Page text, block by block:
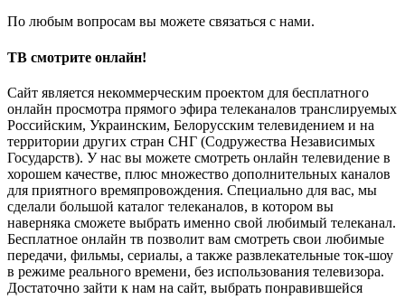
По любым вопросам вы можете связаться с нами.
ТВ смотрите онлайн!
Сайт является некоммерческим проектом для бесплатного
онлайн просмотра прямого эфира телеканалов транслируемых
Российским, Украинским, Белорусским телевидением и на
территории других стран СНГ (Содружества Независимых
Государств). У нас вы можете смотреть онлайн телевидение в
хорошем качестве, плюс множество дополнительных каналов
для приятного времяпровождения. Специально для вас, мы
сделали большой каталог телеканалов, в котором вы
наверняка сможете выбрать именно свой любимый телеканал.
Бесплатное онлайн тв позволит вам смотреть свои любимые
передачи, фильмы, сериалы, а также развлекательные ток-шоу
в режиме реального времени, без использования телевизора.
Достаточно зайти к нам на сайт, выбрать понравившейся